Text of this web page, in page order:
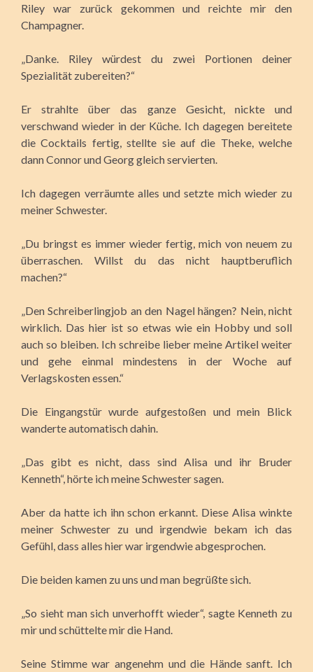
Riley war zurück gekommen und reichte mir den
Champagner.
„Danke. Riley würdest du zwei Portionen deiner
Spezialität zubereiten?“
Er strahlte über das ganze Gesicht, nickte und
verschwand wieder in der Küche. Ich dagegen bereitete
die Cocktails fertig, stellte sie auf die Theke, welche
dann Connor und Georg gleich servierten.
Ich dagegen verräumte alles und setzte mich wieder zu
meiner Schwester.
„Du bringst es immer wieder fertig, mich von neuem zu
überraschen. Willst du das nicht hauptberuflich
machen?“
„Den Schreiberlingjob an den Nagel hängen? Nein, nicht
wirklich. Das hier ist so etwas wie ein Hobby und soll
auch so bleiben. Ich schreibe lieber meine Artikel weiter
und gehe einmal mindestens in der Woche auf
Verlagskosten essen.“
Die Eingangstür wurde aufgestoßen und mein Blick
wanderte automatisch dahin.
„Das gibt es nicht, dass sind Alisa und ihr Bruder
Kenneth“, hörte ich meine Schwester sagen.
Aber da hatte ich ihn schon erkannt. Diese Alisa winkte
meiner Schwester zu und irgendwie bekam ich das
Gefühl, dass alles hier war irgendwie abgesprochen.
Die beiden kamen zu uns und man begrüßte sich.
„So sieht man sich unverhofft wieder“, sagte Kenneth zu
mir und schüttelte mir die Hand.
Seine Stimme war angenehm und die Hände sanft. Ich